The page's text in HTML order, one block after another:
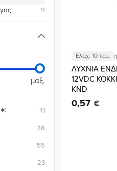
9
μαξ.
€ 41
28
55
23
Κωδικός:
ΛΥΧΝΙΑ
12VDC
KND
0,57 €
Ελάχ. 10 τεμ.